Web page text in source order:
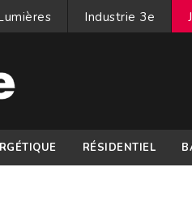
Industrie 3e
RÉSIDENTIEL